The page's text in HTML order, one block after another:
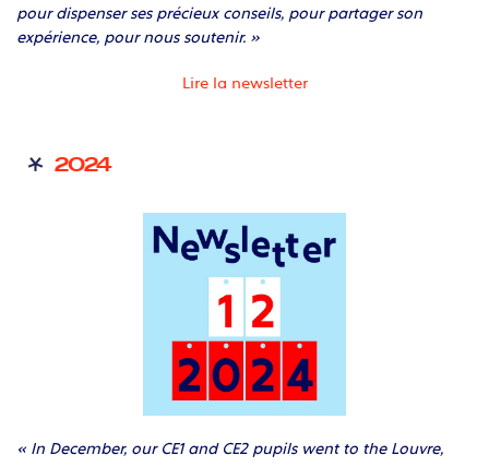
pour dispenser ses précieux conseils, pour partager son
expérience, pour nous soutenir. »
Lire la newsletter
2024
« In December, our CE1 and CE2 pupils went to the Louvre,